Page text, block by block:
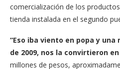
comercialización de los
tienda instalada en el segundo
“Eso iba viento en popa y
de 2009, nos la convirtieron
millones de pesos,